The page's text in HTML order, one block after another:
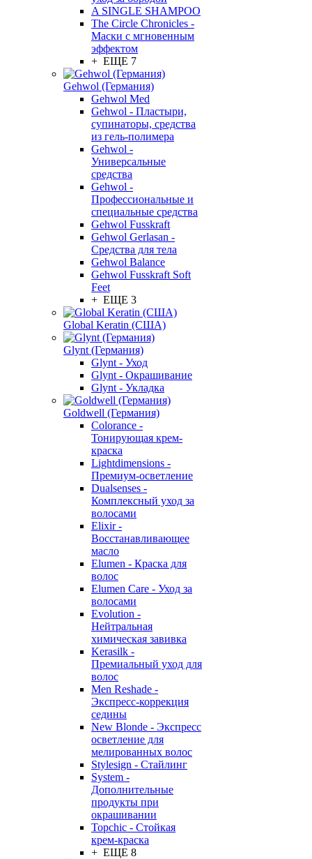
A SINGLE SHAMPOO
The Circle Chronicles -
Маски с мгновенным
эффектом
+ ЕЩЕ 7
Gehwol (Германия)
Gehwol Med
Gehwol - Пластыри,
супинаторы, средства
из гель-полимера
Gehwol -
Универсальные
средства
Gehwol -
Профессиональные и
специальные средства
Gehwol Fusskraft
Gehwol Gerlasan -
Средства для тела
Gehwol Balance
Gehwol Fusskraft Soft
Feet
+ ЕЩЕ 3
Global Keratin (США)
Glynt (Германия)
Glynt - Уход
Glynt - Окрашивание
Glynt - Укладка
Goldwell (Германия)
Colorance -
Тонирующая крем-
краска
Lightdimensions -
Премиум-осветление
Dualsenses -
Комплексный уход за
волосами
Elixir -
Восстанавливающее
масло
Elumen - Краска для
волос
Elumen Care - Уход за
волосами
Evolution -
Нейтральная
химическая завивка
Kerasilk -
Премиальный уход для
волос
Men Reshade -
Экспресс-коррекция
седины
New Blonde - Экспресс
осветление для
мелированных волос
Stylesign - Стайлинг
System -
Дополнительные
продукты при
окрашивании
Topchic - Стойкая
крем-краска
+ ЕЩЕ 8